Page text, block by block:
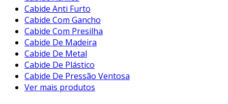
Cabide Anti Furto
Cabide Com Gancho
Cabide Com Presilha
Cabide De Madeira
Cabide De Metal
Cabide De Plástico
Cabide De Pressão Ventosa
Ver mais produtos